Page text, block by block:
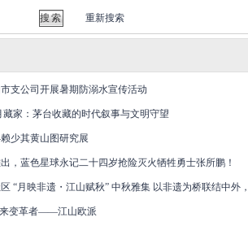
重新搜索
支公司开展暑期防溺水宣传活动
藏家：茅台收藏的时代叙事与文明守望
少其黄山图研究展
，蓝色星球永记二十四岁抢险灭火牺牲勇士张所鹏！
“月映非遗・江山赋秋” 中秋雅集 以非遗为桥联结中外
来变革者——江山欧派